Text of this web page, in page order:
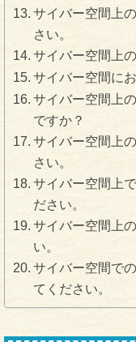
サイバー空間上
さい。
サイバー空間上
サイバー空間に
サイバー空間上
ですか？
サイバー空間上
さい。
サイバー空間上
ださい。
サイバー空間上
い。
サイバー空間で
てください。